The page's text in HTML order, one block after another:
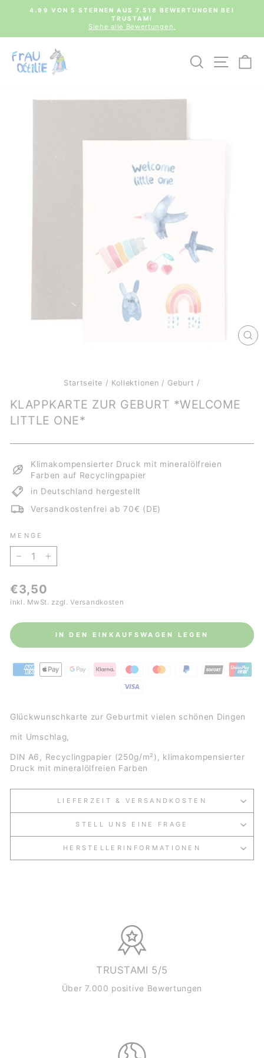
Pause
Diashow
4.99 VON 5 STERNEN AUS 7.518 BEWERTUNGEN BEI
TRUSTAMI
Siehe alle Bewertungen.
SUCHE
Startseite / Kollektionen / Geburt /
KLAPPKARTE ZUR GEBURT *WELCOME
LITTLE ONE*
Klimakompensierter Druck mit mineralölfreien
Farben auf Recyclingpapier
in Deutschland hergestellt
Versandkostenfrei ab 70€ (DE)
MENGE
Normaler
Preis
€3,50
inkl. MwSt. zzgl.Versandkosten
IN DEN EINKAUFSWAGEN LEGEN
Glückwunschkarte zur Geburtmit vielen schönen Dingen
mit Umschlag,
DIN A6, Recyclingpapier (250g/m²), klimakompensierter
Druck mit mineralölfreien Farben
LIEFERZEIT & VERSANDKOSTEN
STELL UNS EINE FRAGE
HERSTELLERINFORMATIONEN
TRUSTAMI 5/5
Über 7.000 positive Bewertungen